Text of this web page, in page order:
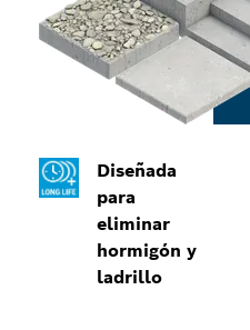
Diseñada
para
eliminar
hormigón y
ladrillo